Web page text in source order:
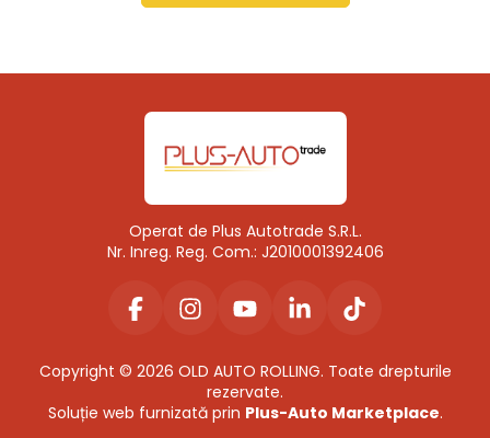
Operat de Plus Autotrade S.R.L.
Nr. Inreg. Reg. Com.: J2010001392406
Copyright © 2026 OLD AUTO ROLLING. Toate drepturile
rezervate.
Soluție web furnizată prin Plus-Auto Marketplace.